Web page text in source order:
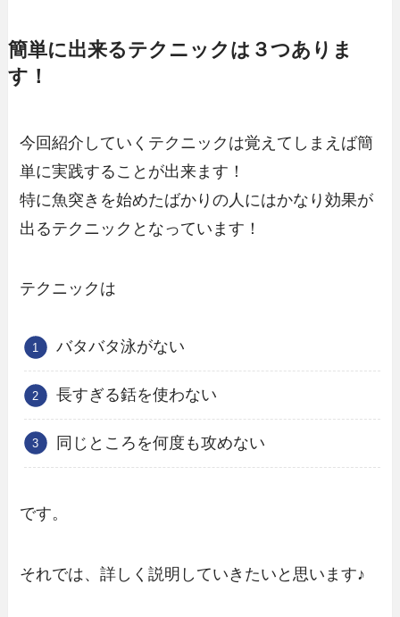
簡単に出来るテクニックは３つありま
す！
今回紹介していくテクニックは覚えてしまえば簡
単に実践することが出来ます！
特に魚突きを始めたばかりの人にはかなり効果が
出るテクニックとなっています！
テクニックは
バタバタ泳がない
長すぎる銛を使わない
同じところを何度も攻めない
です。
それでは、詳しく説明していきたいと思います♪